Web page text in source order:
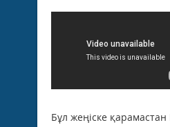
Бұл жеңіске